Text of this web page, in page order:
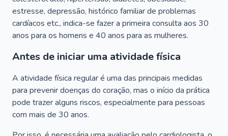
estresse, depressão, histórico familiar de problemas
cardíacos etc., indica-se fazer a primeira consulta aos 30
anos para os homens e 40 anos para as mulheres.
Antes de iniciar uma atividade física
A atividade física regular é uma das principais medidas
para prevenir doenças do coração, mas o início da prática
pode trazer alguns riscos, especialmente para pessoas
com mais de 30 anos.